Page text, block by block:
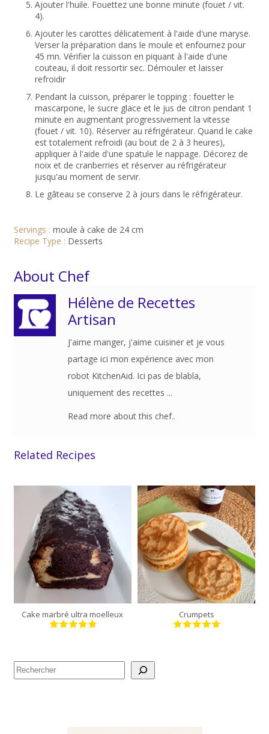
Ajouter l'huile. Fouettez une bonne minute (fouet / vit.
4).
Ajouter les carottes délicatement à l'aide d'une maryse.
Verser la préparation dans le moule et enfournez pour
45 mn. Vérifier la cuisson en piquant à l'aide d'une
couteau, il doit ressortir sec. Démouler et laisser
refroidir
Pendant la cuisson, préparer le topping : fouetter le
mascarpone, le sucre glace et le jus de citron pendant 1
minute en augmentant progressivement la vitesse
(fouet / vit. 10). Réserver au réfrigérateur. Quand le cake
est totalement refroidi (au bout de 2 à 3 heures),
appliquer à l'aide d'une spatule le nappage. Décorez de
noix et de cranberries et réserver au réfrigérateur
jusqu'au moment de servir.
Le gâteau se conserve 2 à jours dans le réfrigérateur.
Servings : moule à cake de 24 cm
Recipe Type : Desserts
About Chef
Hélène de Recettes
Artisan
J'aime manger, j'aime cuisiner et je vous
partage ici mon expérience avec mon
robot KitchenAid. Ici pas de blabla,
uniquement des recettes ...
Read more about this chef..
Related Recipes
moule de 24 cm
35 Min
Cake marbré ultra moelleux
12 crumpets
30 Min
Crumpets
Rechercher